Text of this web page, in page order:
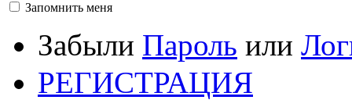
Запомнить меня
Забыли Пароль или
РЕГИСТРАЦИЯ